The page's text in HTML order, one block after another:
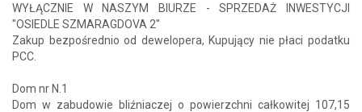
WYŁĄCZNIE W NASZYM BIURZE - SPRZEDAŻ INWESTYCJI
"OSIEDLE SZMARAGDOVA 2"
Zakup bezpośrednio od dewelopera, Kupujący nie płaci podatku
PCC.
Dom nr N.1
Dom w zabudowie bliźniaczej o powierzchni całkowitej 107,15